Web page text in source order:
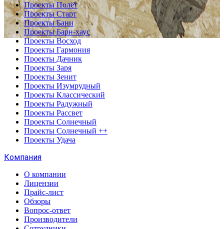
Проекты Полёт
Проекты Старт
Проекты Бани
Проекты Барн-хаус
Проекты Восход
Проекты Гармония
Проекты Дачник
Проекты Заря
Проекты Зенит
Проекты Изумрудный
Проекты Классический
Проекты Радужный
Проекты Рассвет
Проекты Солнечный
Проекты Солнечный ++
Проекты Удача
Компания
О компании
Лицензии
Прайс-лист
Обзоры
Вопрос-ответ
Производители